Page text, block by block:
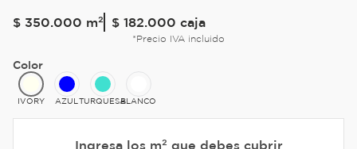
$ 350.000 m² $ 182.000 caja
*Precio IVA incluido
Color
IVORY AZUL TURQUESABLANCO
Ingresa los m² que debes cubrir